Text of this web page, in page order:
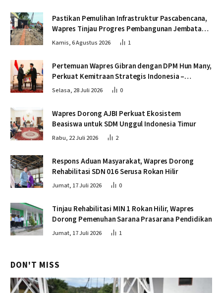
Pastikan Pemulihan Infrastruktur Pascabencana,
Wapres Tinjau Progres Pembangunan Jembatan
Krueng Tingkeum Bireuen
Kamis, 6 Agustus 2026 1
Pertemuan Wapres Gibran dengan DPM Hun Many,
Perkuat Kemitraan Strategis Indonesia –
Kamboja
Selasa, 28 Juli 2026 0
Wapres Dorong AJBI Perkuat Ekosistem
Beasiswa untuk SDM Unggul Indonesia Timur
Rabu, 22 Juli 2026 2
Respons Aduan Masyarakat, Wapres Dorong
Rehabilitasi SDN 016 Serusa Rokan Hilir
Jumat, 17 Juli 2026 0
Tinjau Rehabilitasi MIN 1 Rokan Hilir, Wapres
Dorong Pemenuhan Sarana Prasarana Pendidikan
Jumat, 17 Juli 2026 1
DON'T MISS